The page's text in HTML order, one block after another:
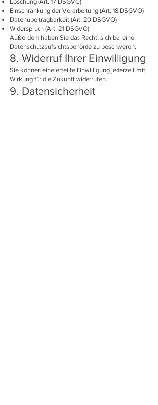
Löschung (Art. 17 DSGVO)
Einschränkung der Verarbeitung (Art. 18 DSGVO)
Datenübertragbarkeit (Art. 20 DSGVO)
Widerspruch (Art. 21 DSGVO)
Außerdem haben Sie das Recht, sich bei einer
Datenschutzaufsichtsbehörde zu beschweren.
8. Widerruf Ihrer Einwilligung
Sie können eine erteilte Einwilligung jederzeit mit
Wirkung für die Zukunft widerrufen.
9. Datensicherheit
Wir verwenden geeignete technische und